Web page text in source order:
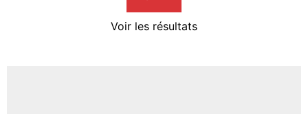
Voir les résultats